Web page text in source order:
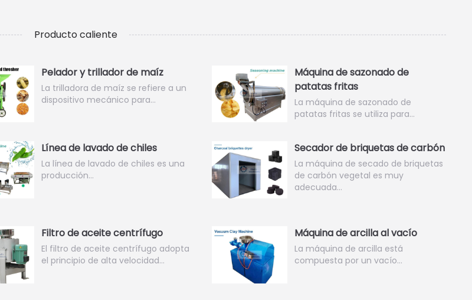
Producto caliente
Pelador y trillador de maíz
La trilladora de maíz se refiere a un
dispositivo mecánico para…
Máquina de sazonado de
patatas fritas
La máquina de sazonado de
patatas fritas se utiliza para…
Línea de lavado de chiles
La línea de lavado de chiles es una
producción…
Secador de briquetas de carbón
La máquina de secado de briquetas
de carbón vegetal es muy
adecuada…
Filtro de aceite centrífugo
El filtro de aceite centrífugo adopta
el principio de alta velocidad…
Máquina de arcilla al vacío
La máquina de arcilla está
compuesta por un vacío…